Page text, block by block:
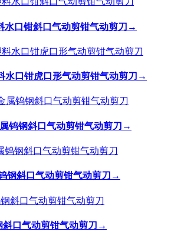
水口钳斜口气动剪钳气动剪刀 →
水口钳虎口形气动剪钳气动剪刀 →
钨钢斜口气动剪钳气动剪刀 →
钢斜口气动剪钳气动剪刀 →
斜口气动剪钳气动剪刀 →